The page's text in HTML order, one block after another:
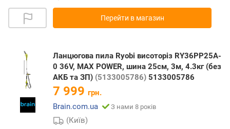
Перейти в магазин
Ланцюгова пила Ryobi висоторіз RY36PP25A-
0 36V, MAX POWER, шина 25см, 3м, 4.3кг (без
АКБ та ЗП) (5133005786) 5133005786
7 999 грн.
Brain.com.ua
З нами 8 років
(Київ)